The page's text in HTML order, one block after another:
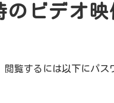
のビデオ映
覧するには以下にパス